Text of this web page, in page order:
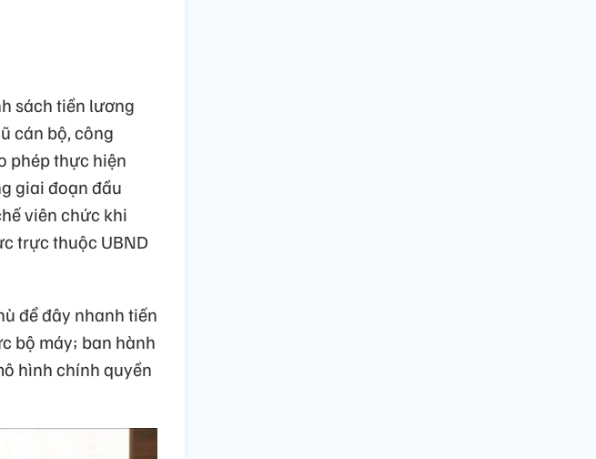
sách tiền lương
cán bộ, công
phép thực hiện
giai đoạn đầu
viên chức khi
trực thuộc UBND
để đây nhanh tiến
bộ máy; ban hành
hình chính quyền